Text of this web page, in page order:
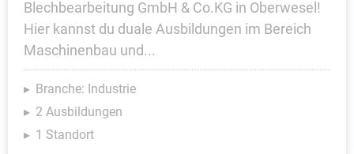
Blechbearbeitung GmbH & Co.KG in Oberwesel!
Hier kannst du duale Ausbildungen im Bereich
Maschinenbau und...
Branche: Industrie
2 Ausbildungen
1 Standort